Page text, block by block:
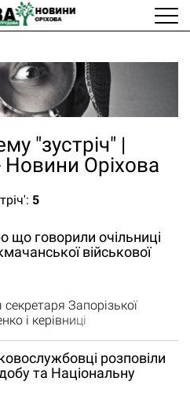
"зустріч" |
Оріхова
5
що говорили очільниці
військової
Запорізької
і керівниці
Регіна Харченко.
запорізького спротиву
яку ворог не може зламати
днів (!) повномасштабної
розповіли
та Національну